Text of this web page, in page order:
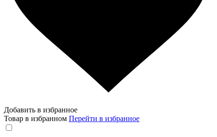
Добавить в избранное
Товар в избранном Перейти в избранное